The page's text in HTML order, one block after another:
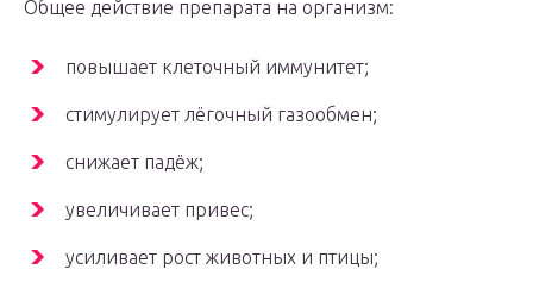
Общее действие препарата на организм:
повышает клеточный иммунитет;
стимулирует лёгочный газообмен;
снижает падёж;
увеличивает привес;
усиливает рост животных и птицы;